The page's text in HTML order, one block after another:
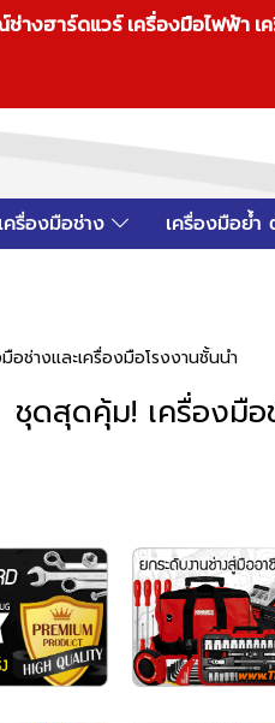
างฮาร์ดแวร์ เครื่องมือไฟฟ้า
เครื่องมือช่าง เครื่องมือย้ำ
ช่างและเครื่องมือโรงงานชั้นนำ
ชุดสุดคุ้ม! เครื่องมือ